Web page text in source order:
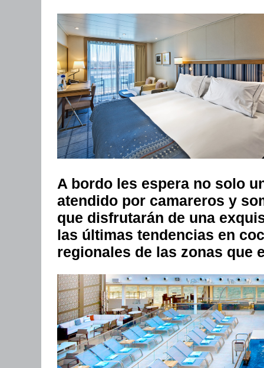
A bordo les espera no solo
atendido por camareros y
que disfrutarán de una
las últimas tendencias en
regionales de las zonas que